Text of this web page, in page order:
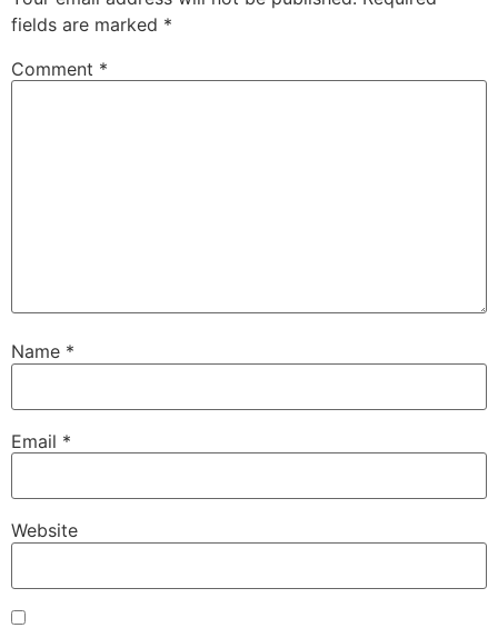
fields are marked *
Comment *
Name *
Email *
Website